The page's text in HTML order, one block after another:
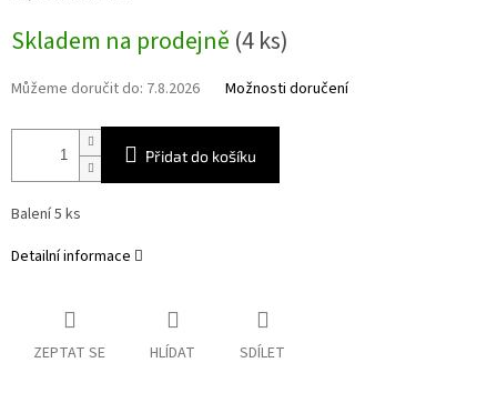
cena:
Skladem na prodejně (4 ks)
Můžeme doručit do: 7.8.2026 Možnosti doručení
Přidat do košíku
Balení 5 ks
Detailní informace
ZEPTAT SE HLÍDAT SDÍLET